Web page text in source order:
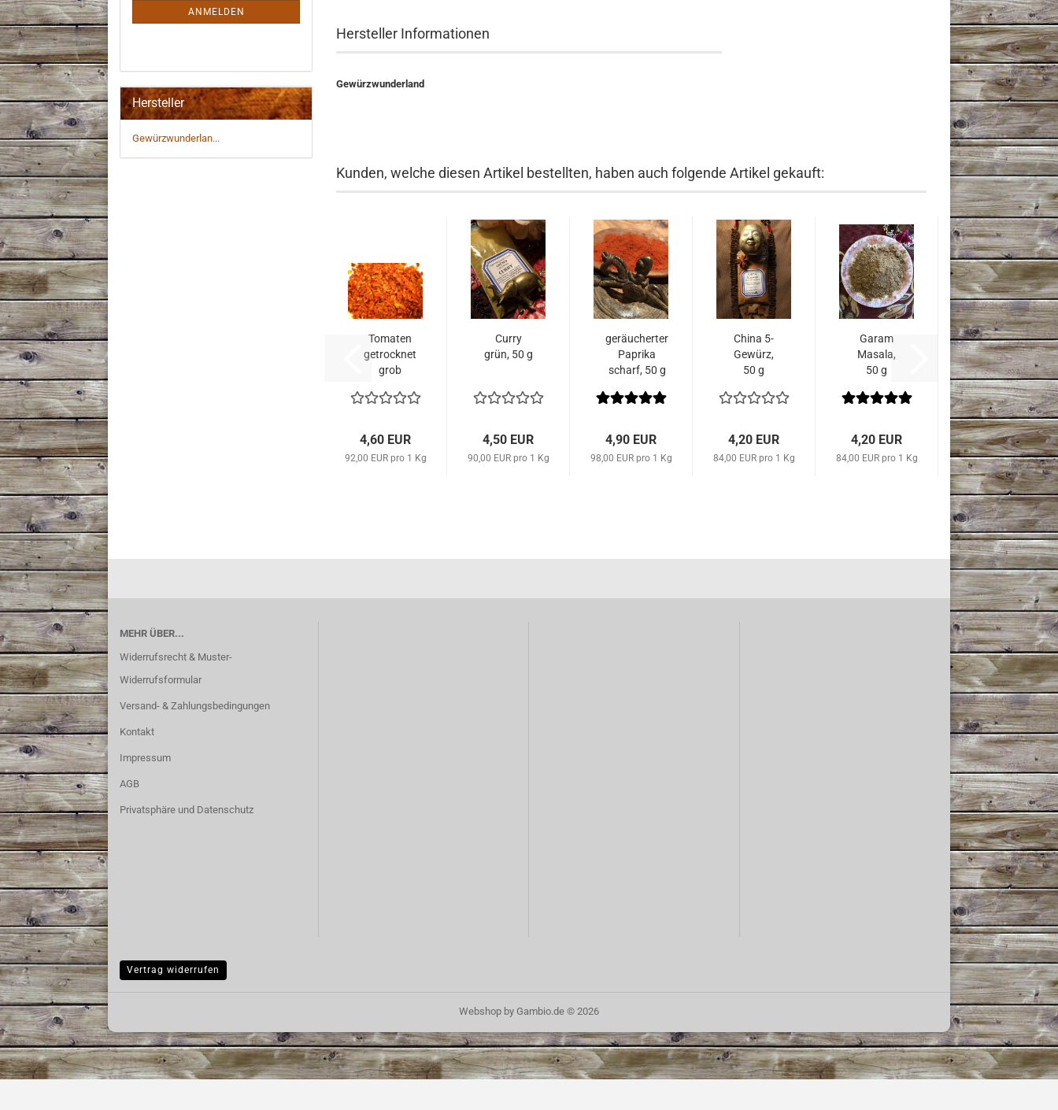
Hersteller Informationen
Gewürzwunderland
Kunden, welche diesen Artikel bestellten, haben auch folgende Artikel gekauft:
Tomaten
getrocknet
grob
50 g...
4,60 EUR
92,00 EUR pro 1 Kg
Curry
grün, 50 g
4,50 EUR
90,00 EUR pro 1 Kg
geräucherter
Paprika
scharf, 50 g
4,90 EUR
98,00 EUR pro 1 Kg
China 5-
Gewürz,
50 g
4,20 EUR
84,00 EUR pro 1 Kg
Garam
Masala,
50 g
4,20 EUR
84,00 EUR pro 1 Kg
ANMELDUNGANMELDEN
Hersteller
Gewürzwunderlan...
MEHR ÜBER...
Widerrufsrecht & Muster-
Widerrufsformular
Versand- & Zahlungsbedingungen
Kontakt
Impressum
AGB
Privatsphäre und Datenschutz
Vertrag widerrufen
Webshop by Gambio.de © 2026